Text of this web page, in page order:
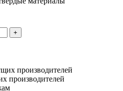
+
производителей